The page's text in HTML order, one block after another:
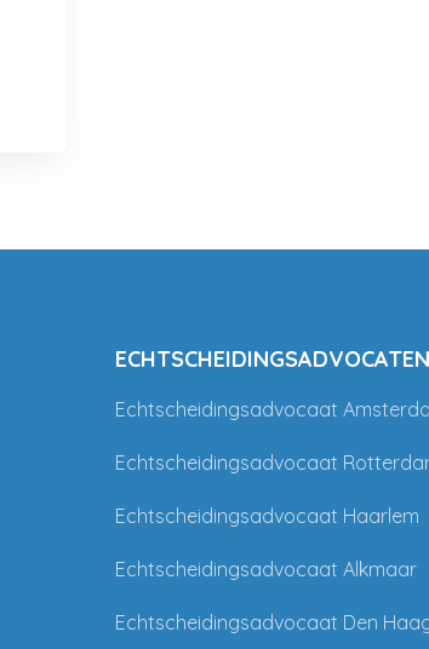
ECHTSCHEIDINGSADVOCATEN
Echtscheidingsadvocaat
Echtscheidingsadvocaat
Echtscheidingsadvocaat Haarlem
Echtscheidingsadvocaat Alkmaar
Echtscheidingsadvocaat Den